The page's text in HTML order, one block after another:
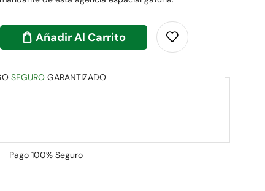
Añadir Al Carrito
SEGURO GARANTIZADO
Pago 100% Seguro